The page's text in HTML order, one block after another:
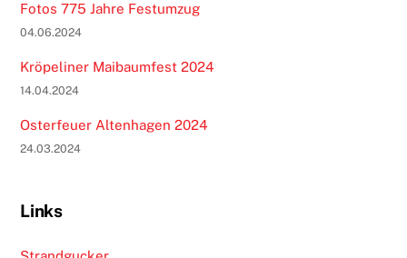
Fotos 775 Jahre Festumzug
04.06.2024
Kröpeliner Maibaumfest 2024
14.04.2024
Osterfeuer Altenhagen 2024
24.03.2024
Links